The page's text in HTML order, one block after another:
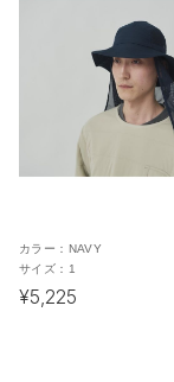
カラー： NAVY
サイズ： 1
¥5,225